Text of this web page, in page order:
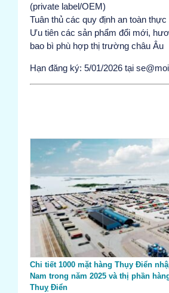
(private label/OEM)
Tuân thủ các quy định an toàn
Ưu tiên các sản phẩm đổi mới,
bao bì phù hợp thị trường châu Âu
Hạn đăng ký: 5/01/2026 tại
Chi tiết 1000 mặt hàng Thụy Điển
Nam trong năm 2025 và thị phần
Thuỵ Điển